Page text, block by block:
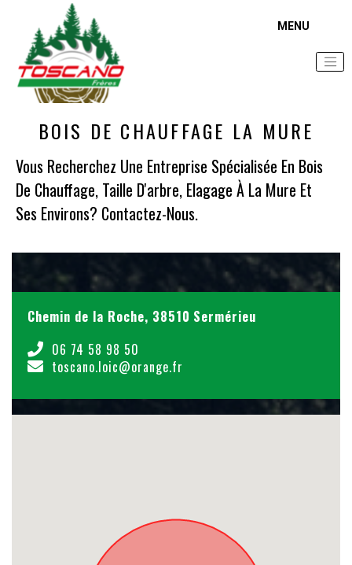
Accueil Zone d'intervention
BOIS DE CHAUFFAGE LA MURE
Vous Recherchez Une Entreprise Spécialisée En Bois
De Chauffage, Taille D'arbre, Elagage À La Mure Et
Ses Environs? Contactez-Nous.
Chemin de la Roche, 38510 Sermérieu
06 74 58 98 50
toscano.loic@orange.fr